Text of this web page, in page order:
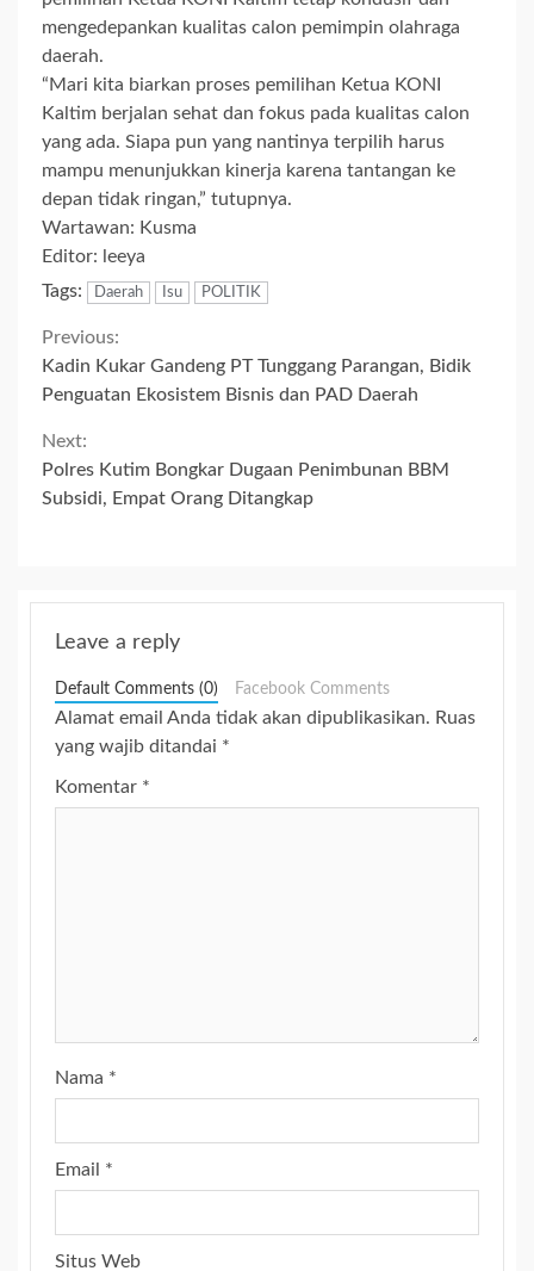
mengedepankan kualitas calon pemimpin olahraga
daerah.
“Mari kita biarkan proses pemilihan Ketua KONI
Kaltim berjalan sehat dan fokus pada kualitas calon
yang ada. Siapa pun yang nantinya terpilih harus
mampu menunjukkan kinerja karena tantangan ke
depan tidak ringan,” tutupnya.
Wartawan: Kusma
Editor: leeya
Tags:
Daerah Isu POLITIK
Continue
Reading
Previous:
Kadin Kukar Gandeng PT Tunggang Parangan, Bidik
Penguatan Ekosistem Bisnis dan PAD Daerah
Next:
Polres Kutim Bongkar Dugaan Penimbunan BBM
Subsidi, Empat Orang Ditangkap
Leave a reply
Default Comments (0) Facebook Comments
Alamat email Anda tidak akan dipublikasikan. Ruas
yang wajib ditandai *
Komentar *
Nama *
Email *
Situs Web